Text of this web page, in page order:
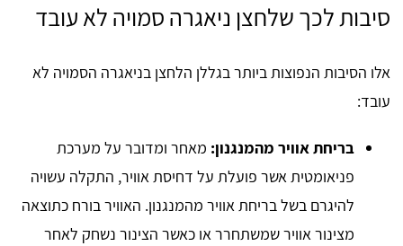
סיבות לכך שלחצן ניאגרה סמויה לא עובד
אלו הסיבות הנפוצות ביותר בגללן הלחצן בניאגרה הסמויה לא
עובד:
בריחת אוויר מהמנגנון: מאחר ומדובר על מערכת
פניאומטית אשר פועלת על דחיסת אוויר, התקלה עשויה
להיגרם בשל בריחת אוויר מהמנגנון. האוויר בורח כתוצאה
מצינור אוויר שמשתחרר או כאשר הצינור נשחק לאחר